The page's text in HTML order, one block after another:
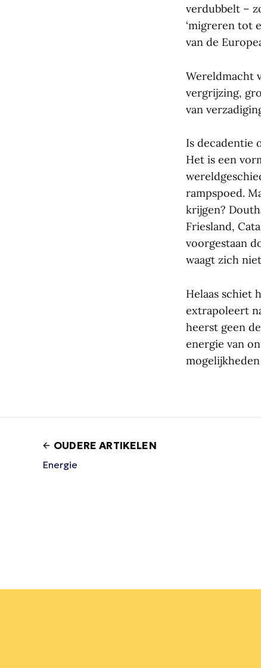
verdubbelt –
‘migreren tot
van de
Wereldmacht
vergrijzing,
van
Is decadentie
Het is een
rampspoed.
krijgen?
Friesland,
voorgestaan
waagt zich
Helaas schiet
extrapoleert
heerst geen
energie van
OUDERE ARTIKELEN
Energie